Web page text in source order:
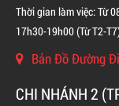
BÌNH
Thời gian làm việc: Từ
17h30-19h00 (Từ T2-
Bản Đồ Đường Đi
CHI NHÁNH 2